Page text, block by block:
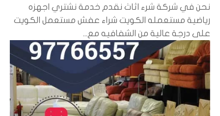
نحن في شركة شرء اثاث نقدم خدمة نشتري اجهزه
رياضية مستعمله الكويت شراء عفش مستعمل الكويت
على درجة عالية من الشفافيه مع...